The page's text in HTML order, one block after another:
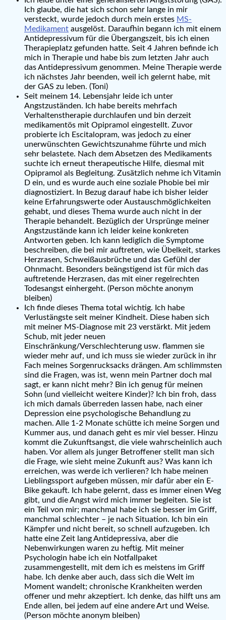
Ich glaube, die hat sich schon sehr lange in mir
versteckt, wurde jedoch durch mein erstes MS-
Medikament ausgelöst. Daraufhin begann ich mit einem
Antidepressivum für die Übergangszeit, bis ich einen
Therapieplatz gefunden hatte. Seit 4 Jahren befinde ich
mich in Therapie und habe bis zum letzten Jahr auch
das Antidepressivum genommen. Meine Therapie werde
ich nächstes Jahr beenden, weil ich gelernt habe, mit
der GAS zu leben. (Toni)
Seit meinem 14. Lebensjahr leide ich unter
Angstzuständen. Ich habe bereits mehrfach
Verhaltenstherapie durchlaufen und bin derzeit
medikamentös mit Opipramol eingestellt. Zuvor
probierte ich Escitalopram, was jedoch zu einer
unerwünschten Gewichtszunahme führte und mich
sehr belastete. Nach dem Absetzen des Medikaments
suchte ich erneut therapeutische Hilfe, diesmal mit
Opipramol als Begleitung. Zusätzlich nehme ich Vitamin
D ein, und es wurde auch eine soziale Phobie bei mir
diagnostiziert. In Bezug darauf habe ich bisher leider
keine Erfahrungswerte oder Austauschmöglichkeiten
gehabt, und dieses Thema wurde auch nicht in der
Therapie behandelt. Bezüglich der Ursprünge meiner
Angstzustände kann ich leider keine konkreten
Antworten geben. Ich kann lediglich die Symptome
beschreiben, die bei mir auftreten, wie Übelkeit, starkes
Herzrasen, Schweißausbrüche und das Gefühl der
Ohnmacht. Besonders beängstigend ist für mich das
auftretende Herzrasen, das mit einer regelrechten
Todesangst einhergeht. (Person möchte anonym
bleiben)
Ich finde dieses Thema total wichtig. Ich habe
Verlustängste seit meiner Kindheit. Diese haben sich
mit meiner MS-Diagnose mit 23 verstärkt. Mit jedem
Schub, mit jeder neuen
Einschränkung/Verschlechterung usw. flammen sie
wieder mehr auf, und ich muss sie wieder zurück in ihr
Fach meines Sorgenrucksacks drängen. Am schlimmsten
sind die Fragen, was ist, wenn mein Partner doch mal
sagt, er kann nicht mehr? Bin ich genug für meinen
Sohn (und vielleicht weitere Kinder)? Ich bin froh, dass
ich mich damals überreden lassen habe, nach einer
Depression eine psychologische Behandlung zu
machen. Alle 1-2 Monate schütte ich meine Sorgen und
Kummer aus, und danach geht es mir viel besser. Hinzu
kommt die Zukunftsangst, die viele wahrscheinlich auch
haben. Vor allem als junger Betroffener stellt man sich
die Frage, wie sieht meine Zukunft aus? Was kann ich
erreichen, was werde ich verlieren? Ich habe meinen
Lieblingssport aufgeben müssen, mir dafür aber ein E-
Bike gekauft. Ich habe gelernt, dass es immer einen Weg
gibt, und die Angst wird mich immer begleiten. Sie ist
ein Teil von mir; manchmal habe ich sie besser im Griff,
manchmal schlechter – je nach Situation. Ich bin ein
Kämpfer und nicht bereit, so schnell aufzugeben. Ich
hatte eine Zeit lang Antidepressiva, aber die
Nebenwirkungen waren zu heftig. Mit meiner
Psychologin habe ich ein Notfallpaket
zusammengestellt, mit dem ich es meistens im Griff
habe. Ich denke aber auch, dass sich die Welt im
Moment wandelt; chronische Krankheiten werden
offener und mehr akzeptiert. Ich denke, das hilft uns am
Ende allen, bei jedem auf eine andere Art und Weise.
(Person möchte anonym bleiben)